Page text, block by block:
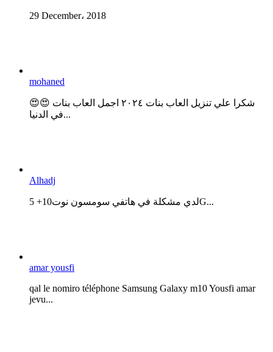
29 December، 2018
mohaned
😍😍 شكرا علي تنزيل العاب بنات ٢٠٢٤ اجمل العاب بنات
في الدنيا...
Alhadj
لدي مشكلة في هاتفي سومسون نوت10+ 5G...
amar yousfi
qal le nomiro téléphone Samsung Galaxy m10 Yousfi amar
jevu...